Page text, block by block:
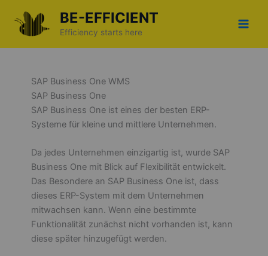
Inhalt
springen
BE-EFFICIENT
Efficiency starts here
SAP Business One WMS
SAP Business One
SAP Business One ist eines der besten ERP-
Systeme für kleine und mittlere Unternehmen.
Da jedes Unternehmen einzigartig ist, wurde SAP
Business One mit Blick auf Flexibilität entwickelt.
Das Besondere an SAP Business One ist, dass
dieses ERP-System mit dem Unternehmen
mitwachsen kann. Wenn eine bestimmte
Funktionalität zunächst nicht vorhanden ist, kann
diese später hinzugefügt werden.